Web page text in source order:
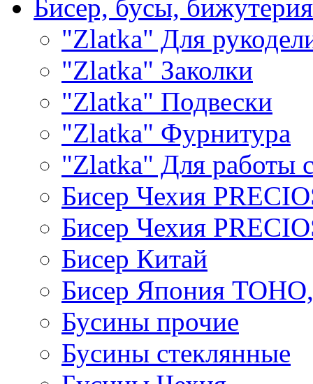
Бисер, бусы, бижутерия
"Zlatka" Для
"Zlatka" Заколки
"Zlatka" Подвески
"Zlatka" Фурнитура
"Zlatka" Для работы
Бисер Чехия
Бисер Чехия
Бисер Китай
Бисер Япония
Бусины прочие
Бусины стеклянные